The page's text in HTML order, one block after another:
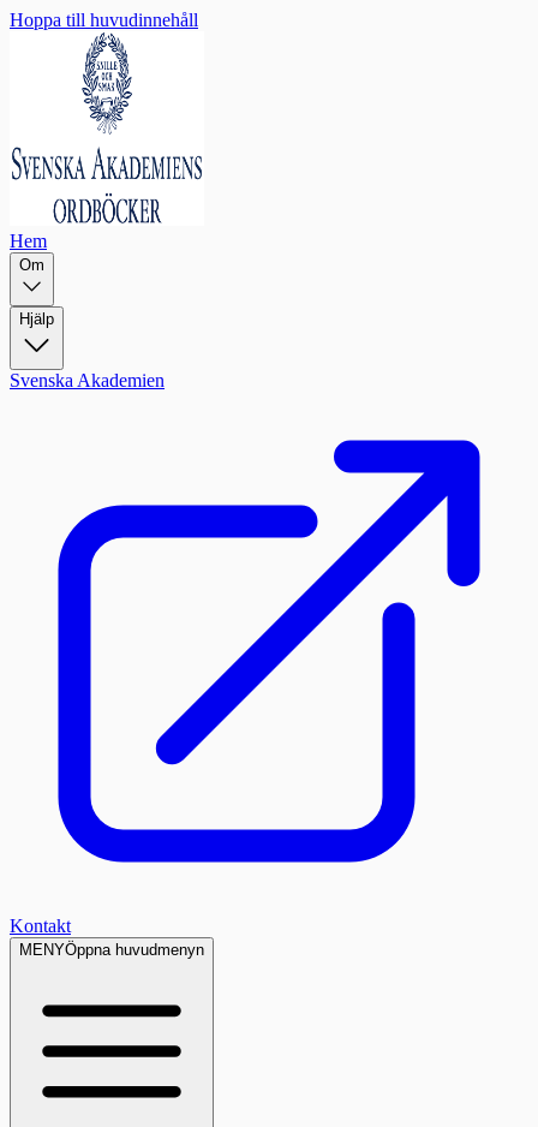
Hoppa till huvudinnehåll
Hem
Om
Hjälp
Svenska Akademien
Kontakt
MENYÖppna huvudmenyn